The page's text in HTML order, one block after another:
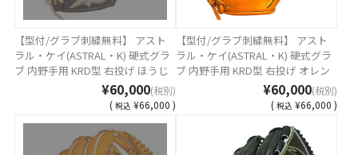
【型付/グラブ刺繍無料】 アスト
ラル・ケイ(ASTRAL・K) 硬式グラ
ブ 内野手用 KRD型 右投げ ほうじ
茶ブラウン MADE IN TSURUGA
JAPAN AST-KRD-26HBR [ 型付け無
料 硬式グラブ刺繍2ヶ所無料(単色
のみ)※縁取り・影付きの場合、1
ヶ所+3300円(税込)]
¥60,000(税別)
( 税込 ¥66,000 )
【型付/グラブ刺繍無料】 アスト
ラル・ケイ(ASTRAL・K) 硬式グラ
ブ 内野手用 KRD型 右投げ オレン
ジ MADE IN TSURUGA JAPAN AST-
KRD-26OR [ 型付け無料 硬式グラ
ブ刺繍2ヶ所無料(単色のみ)※縁取
り・影付きの場合、1ヶ所+3300円
¥60,000(税別)
( 税込 ¥66,000 )